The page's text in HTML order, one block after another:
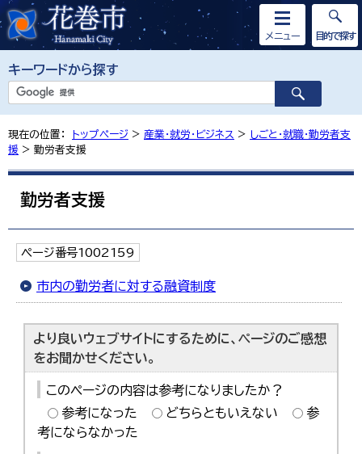
キーワードから探す
メニュー 目的で探す
現在の位置： トップページ > 産業・就労・ビジネス > しごと・就職・勤労者支
援 > 勤労者支援
勤労者支援
ページ番号1002159
市内の勤労者に対する融資制度
より良いウェブサイトにするために、ページのご感想
をお聞かせください。
このページの内容は参考になりましたか？
参考になった
どちらともいえない
参
考にならなかった